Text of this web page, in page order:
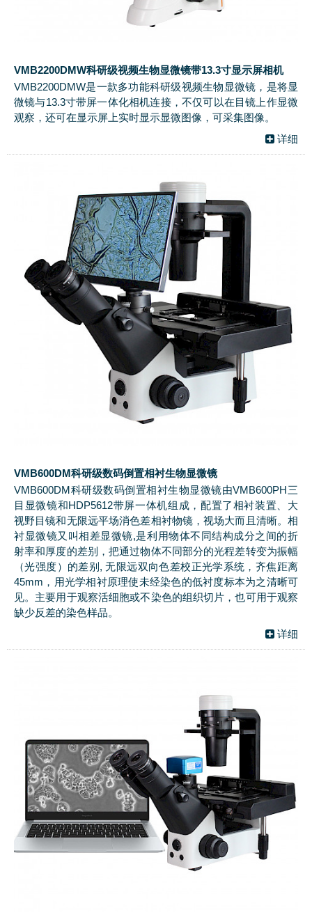
VMB2200DMW科研级视频生物显微镜带13.3寸显示屏相机
VMB2200DMW是一款多功能科研级视频生物显微镜，是将显
微镜与13.3寸带屏一体化相机连接，不仅可以在目镜上作显微
观察，还可在显示屏上实时显示显微图像，可采集图像。
详细
VMB600DM科研级数码倒置相衬生物显微镜
VMB600DM科研级数码倒置相衬生物显微镜由VMB600PH三
目显微镜和HDP5612带屏一体机组成，配置了相衬装置、大
视野目镜和无限远平场消色差相衬物镜，视场大而且清晰。相
衬显微镜又叫相差显微镜,是利用物体不同结构成分之间的折
射率和厚度的差别，把通过物体不同部分的光程差转变为振幅
（光强度）的差别, 无限远双向色差校正光学系统，齐焦距离
45mm，用光学相衬原理使未经染色的低衬度标本为之清晰可
见。主要用于观察活细胞或不染色的组织切片，也可用于观察
缺少反差的染色样品。
详细